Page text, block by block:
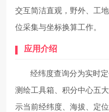
交互简洁直观，野外、工
位采集与坐标换算工作。
应用介绍
经纬度查询分为实时
测绘工具箱、积分中心五
示当前经纬度、海拔、定